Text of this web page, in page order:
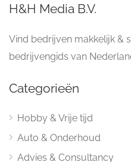
H&H Media B.V.
Vind bedrijven makkelijk &
bedrijvengids van
Categorieën
Hobby & Vrije tijd
Auto & Onderhoud
Advies & Consultancy